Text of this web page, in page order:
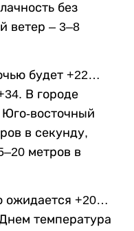
без
ветер – 3–8
будет +22…
В городе
восточный
в секунду,
метров в
ожидается +20…
температура